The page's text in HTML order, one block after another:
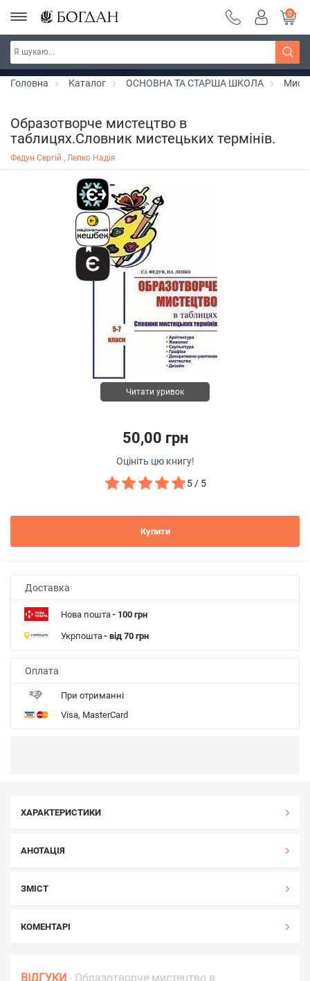
Серія "Чейзіана" ~ знижка 20%
0
Головна Каталог ОСНОВНА ТА СТАРША ШКОЛА
Образотворче мистецтво в
таблицях.Словник мистецьких термінів.
Федун Сергій , Лепко Надія
Читати уривок
50,00 грн
Оцініть цю книгу!
5 / 5
Купити
Доставка
Нова пошта- 100 грн
Укрпошта- від 70 грн
Оплата
При отриманні
Visa, MasterCard
ХАРАКТЕРИСТИКИ
АНОТАЦІЯ
ЗМІСТ
КОМЕНТАРІ
ВІДГУКИ - Образотворче мистецтво в